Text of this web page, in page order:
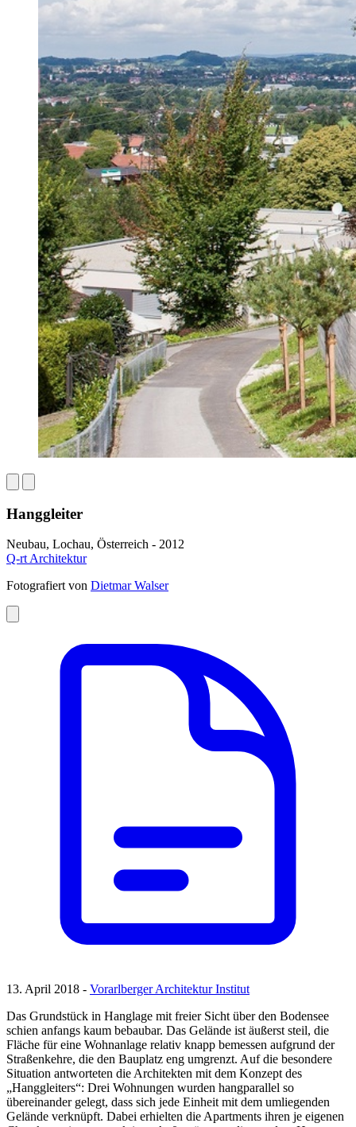
Hanggleiter
Neubau, Lochau, Österreich - 2012
Q-rt Architektur
Fotografiert von Dietmar Walser
13. April 2018 - Vorarlberger Architektur Institut
Das Grundstück in Hanglage mit freier Sicht über den Bodensee
schien anfangs kaum bebaubar. Das Gelände ist äußerst steil, die
Fläche für eine Wohnanlage relativ knapp bemessen aufgrund der
Straßenkehre, die den Bauplatz eng umgrenzt. Auf die besondere
Situation antworteten die Architekten mit dem Konzept des
„Hanggleiters“: Drei Wohnungen wurden hangparallel so
übereinander gelegt, dass sich jede Einheit mit dem umliegenden
Gelände verknüpft. Dabei erhielten die Apartments ihren je eigenen